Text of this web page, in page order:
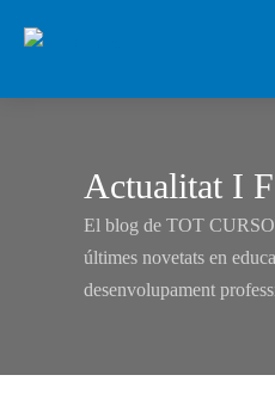
Actualitat I
El blog de TOT
últimes novetats en
desenvolupament